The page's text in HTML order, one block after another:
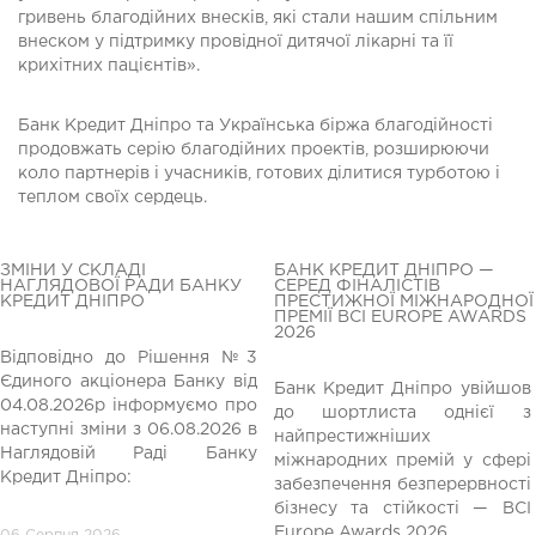
гривень благодійних внесків, які стали нашим спільним
внеском у підтримку провідної дитячої лікарні та її
крихітних пацієнтів».
Банк Кредит Дніпро та Українська біржа благодійності
продовжать серію благодійних проектів, розширюючи
коло партнерів і учасників, готових ділитися турботою і
теплом своїх сердець.
ЗМІНИ У СКЛАДІ
НАГЛЯДОВОЇ РАДИ БАНКУ
КРЕДИТ ДНІПРО
Відповідно до Рішення №3
Єдиного акціонера Банку від
04.08.2026р інформуємо про
наступні зміни з 06.08.2026 в
Наглядовій Раді Банку
Кредит Дніпро:
БАНК КРЕДИТ ДНІПРО —
СЕРЕД ФІНАЛІСТІВ
ПРЕСТИЖНОЇ МІЖНАРОДНОЇ
ПРЕМІЇ BCI EUROPE AWARDS
2026
Банк Кредит Дніпро увійшов
до шортлиста однієї з
найпрестижніших
міжнародних премій у сфері
забезпечення безперервності
бізнесу та стійкості — BCI